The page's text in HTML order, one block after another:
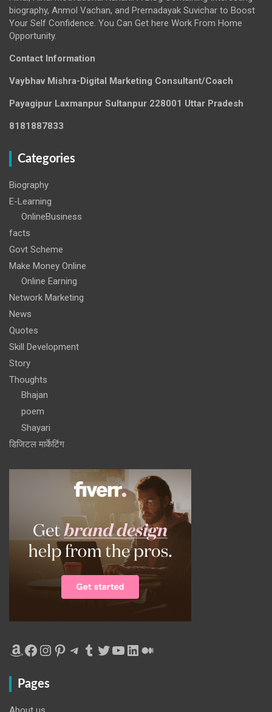
biography, Anmol Vachan, and Prernadayak Suvichar to Boost
Your Self Confidence. You Can Get here Work From Home
Opportunity.
Contact Information
Vaybhav Mishra-Digital Marketing Consultant/Coach
Payagipur Laxmanpur Sultanpur 228001 Uttar Pradesh
8181887833
Categories
Biography
E-Learning
OnlineBusiness
facts
Govt Scheme
Make Money Online
Online Earning
Network Marketing
News
Quotes
Skill Development
Story
Thoughts
Bhajan
poem
Shayari
डिजिटल मार्केटिंग
Amazon
Facebook
Instagram
Pinterest
Telegram
Tumblr
Twitter
YouTube
LinkedIn
Medium
Pages